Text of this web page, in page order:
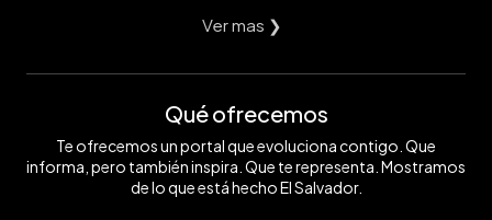
Ver mas ❯
Qué ofrecemos
Te ofrecemos un portal que evoluciona contigo. Que
informa, pero también inspira. Que te representa. Mostramos
de lo que está hecho El Salvador.